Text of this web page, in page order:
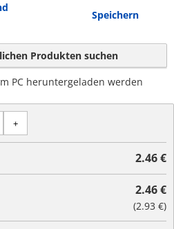
Speichern
Produkten suchen
PC heruntergeladen werden
+
2.46 €
2.46 €
(2.93 €)